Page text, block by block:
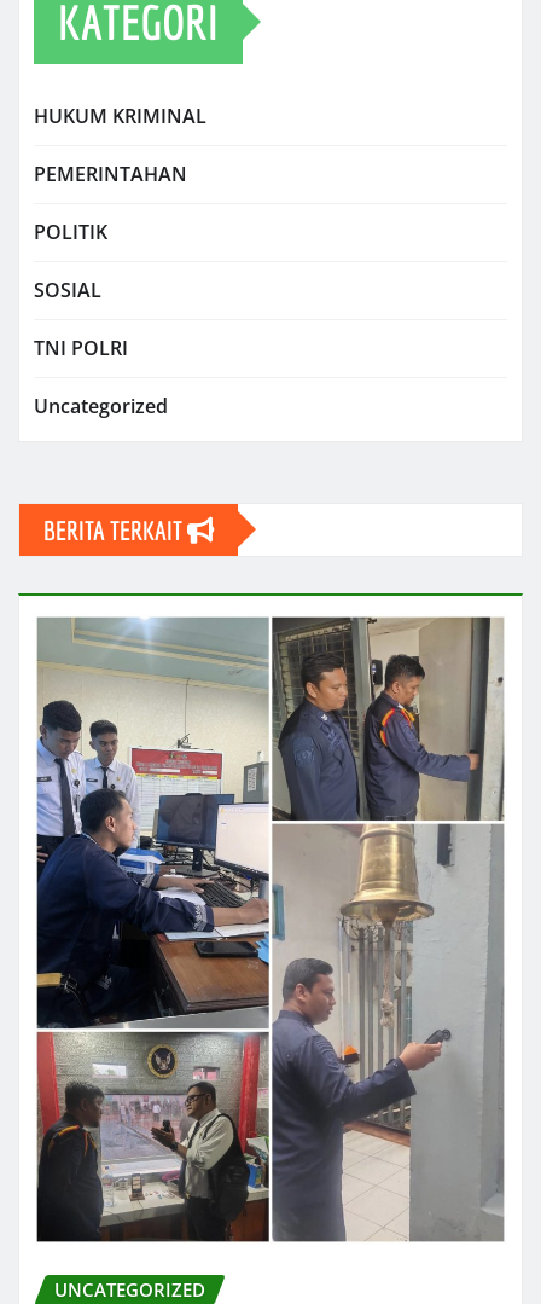
KATEGORI
HUKUM KRIMINAL
PEMERINTAHAN
POLITIK
SOSIAL
TNI POLRI
Uncategorized
BERITA TERKAIT
UNCATEGORIZED